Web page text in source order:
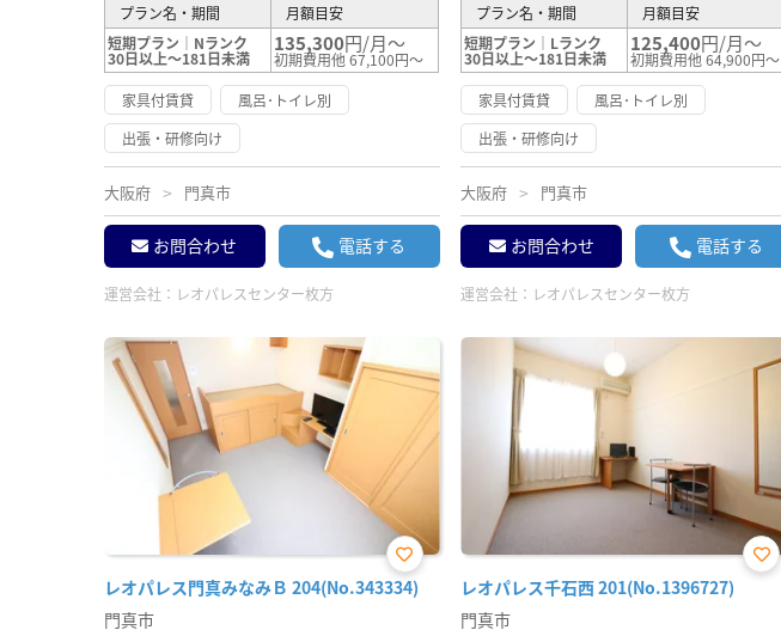
プラン名・期間
月額目安
短期プラン｜Nランク
30日以上～181日未満
135,300円/月～
初期費用他 67,100円～
家具付賃貸
風呂･トイレ別
出張・研修向け
大阪府 門真市
お問合わせ 電話する
運営会社： レオパレスセンター枚方
プラン名・期間
月額目安
短期プラン｜Lランク
30日以上～181日未満
125,400円/月～
初期費用他 64,900円～
家具付賃貸
風呂･トイレ別
出張・研修向け
大阪府 門真市
お問合わせ 電話する
運営会社： レオパレスセンター枚方
レオパレス門真みなみＢ 204(No.343334)
お気
に入
門真市
レオパレス千石西 201(No.1396727) お気
門真市